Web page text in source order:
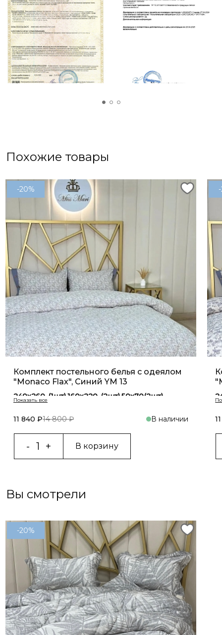
регулировать микроклимат спального места –
при жаре на таком белье будет ощущаться
приятная сухая прохлада, а в холод оно способно
согреть не хуже натуральной шерсти.
Стирать на деликатной стирке 30 градусов при
минимальных оборотах ‼️
Похожие товары
-20%
Комплект постельного белья с одеялом
"Monaco Flax", Синий YM 13
240х260-(1шт),160х220-(2шт),50х70(2шт)
240х260-(1шт),200х230-(1шт),50х70(2шт)
11 840 ₽14 800 ₽ В наличии
В корзину
Вы смотрели
-20%